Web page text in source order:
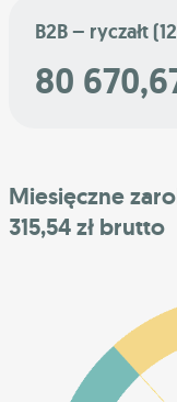
B2B – ryczałt
80
Miesięczne
315,54 zł brutto